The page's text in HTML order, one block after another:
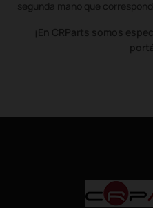
segunda mano que
¡En CRParts somos